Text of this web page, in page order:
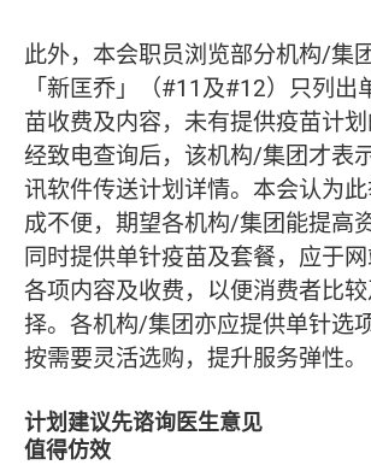
此外，本会职员浏览部分机构/集
「新匡乔」（#11及#12）只列出
苗收费及内容，未有提供疫苗计划
经致电查询后，该机构/集团才表
讯软件传送计划详情。本会认为
成不便，期望各机构/集团能提高
同时提供单针疫苗及套餐，应于
各项内容及收费，以便消费者比
择。各机构/集团亦应提供单针选
按需要灵活选购，提升服务弹性。
计划建议先谘询医生意见
值得仿效